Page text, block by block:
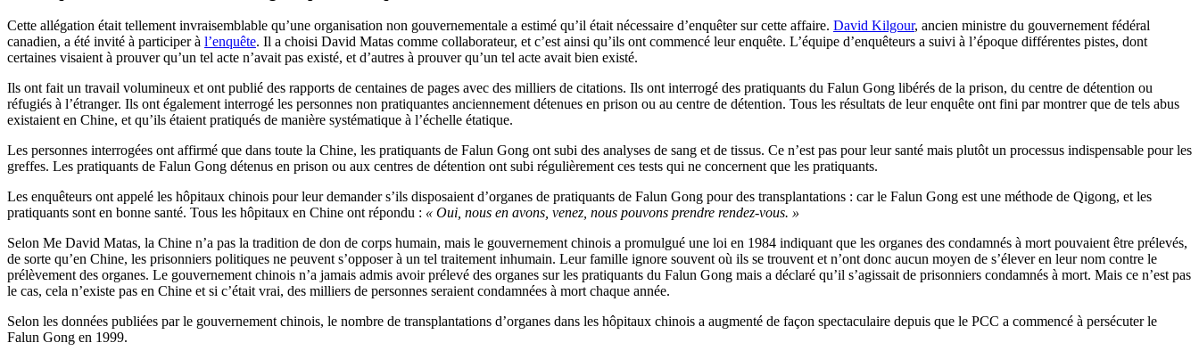
Cette allégation était tellement invraisemblable qu’une organisation non gouvernementale a estimé qu’il était nécessaire d’enquêter sur cette affaire. David Kilgour, ancien ministre du gouvernement fédéral
canadien, a été invité à participer à l’enquête. Il a choisi David Matas comme collaborateur, et c’est ainsi qu’ils ont commencé leur enquête. L’équipe d’enquêteurs a suivi à l’époque différentes pistes, dont
certaines visaient à prouver qu’un tel acte n’avait pas existé, et d’autres à prouver qu’un tel acte avait bien existé.
Ils ont fait un travail volumineux et ont publié des rapports de centaines de pages avec des milliers de citations. Ils ont interrogé des pratiquants du Falun Gong libérés de la prison, du centre de détention ou
réfugiés à l’étranger. Ils ont également interrogé les personnes non pratiquantes anciennement détenues en prison ou au centre de détention. Tous les résultats de leur enquête ont fini par montrer que de tels abus
existaient en Chine, et qu’ils étaient pratiqués de manière systématique à l’échelle étatique.
Les personnes interrogées ont affirmé que dans toute la Chine, les pratiquants de Falun Gong ont subi des analyses de sang et de tissus. Ce n’est pas pour leur santé mais plutôt un processus indispensable pour les
greffes. Les pratiquants de Falun Gong détenus en prison ou aux centres de détention ont subi régulièrement ces tests qui ne concernent que les pratiquants.
Les enquêteurs ont appelé les hôpitaux chinois pour leur demander s’ils disposaient d’organes de pratiquants de Falun Gong pour des transplantations : car le Falun Gong est une méthode de Qigong, et les
pratiquants sont en bonne santé. Tous les hôpitaux en Chine ont répondu : « Oui, nous en avons, venez, nous pouvons prendre rendez-vous. »
Selon Me David Matas, la Chine n’a pas la tradition de don de corps humain, mais le gouvernement chinois a promulgué une loi en 1984 indiquant que les organes des condamnés à mort pouvaient être prélevés,
de sorte qu’en Chine, les prisonniers politiques ne peuvent s’opposer à un tel traitement inhumain. Leur famille ignore souvent où ils se trouvent et n’ont donc aucun moyen de s’élever en leur nom contre le
prélèvement des organes. Le gouvernement chinois n’a jamais admis avoir prélevé des organes sur les pratiquants du Falun Gong mais a déclaré qu’il s’agissait de prisonniers condamnés à mort. Mais ce n’est pas
le cas, cela n’existe pas en Chine et si c’était vrai, des milliers de personnes seraient condamnées à mort chaque année.
Selon les données publiées par le gouvernement chinois, le nombre de transplantations d’organes dans les hôpitaux chinois a augmenté de façon spectaculaire depuis que le PCC a commencé à persécuter le
Falun Gong en 1999.